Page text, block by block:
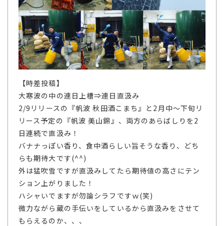
【時差投稿】
大寒波の中の連日上槽⇒連日直汲み
2/9リリースの『帆波 秋田酒こまち』と2月中～下旬リ
リース予定の『帆波 美山錦』、両方のあらばしりを2
日連続で直汲み！
バナナっぽい香り、食中酒らしい旨そうな香り、どち
らも期待大です(^^)
外は猛吹雪ですが直汲みしてたら期待値の高さにテン
ション上がりました！
ハシャいでますが勿論シラフですｗ(笑)
微力ながら蔵の手伝いをしているから直汲みをさせて
もらえるのか、、、